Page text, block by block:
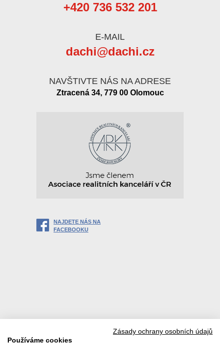
+420 736 532 201
E-MAIL
dachi@dachi.cz
NAVŠTIVTE NÁS NA ADRESE
Ztracená 34, 779 00 Olomouc
NAJDETE NÁS NA
FACEBOOKU
Zásady ochrany osobních údajů
Používáme cookies